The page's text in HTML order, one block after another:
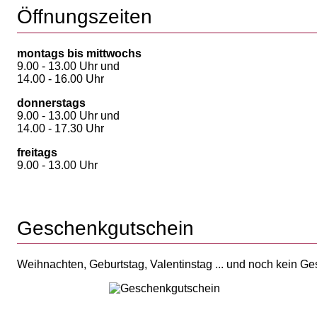
Öffnungszeiten
montags bis mittwochs
9.00 - 13.00 Uhr und
14.00 - 16.00 Uhr
donnerstags
9.00 - 13.00 Uhr und
14.00 - 17.30 Uhr
freitags
9.00 - 13.00 Uhr
Geschenkgutschein
Weihnachten, Geburtstag, Valentinstag ... und noch kein